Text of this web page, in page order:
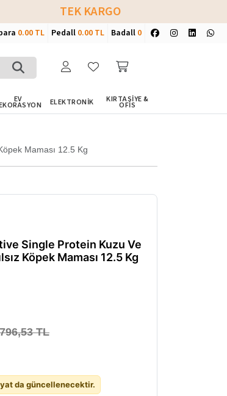
TEK KARGO
0.00 TL Pedall 0.00 TL Badall 0
EV ELEKTRONİK KIRTASİYE &
OFİS
Maması 12.5 Kg
Single Protein Kuzu Ve
Köpek Maması 12.5 Kg
TL
da güncellenecektir.